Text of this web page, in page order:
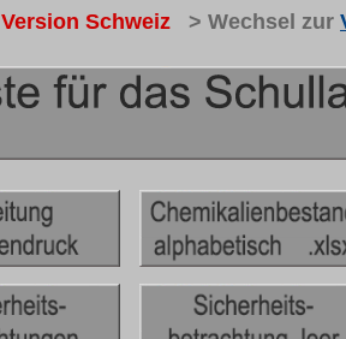
Version Schweiz > Wechsel zur